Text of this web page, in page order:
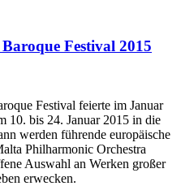
Festival 2015
Festival feierte im Januar
10. bis 24. Januar 2015 in die
werden führende europäische
Philharmonic Orchestra
Auswahl an Werken großer
erwecken.